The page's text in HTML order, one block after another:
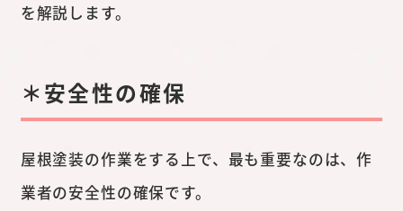
を解説します。
＊安全性の確保
屋根塗装の作業をする上で、最も重要なのは、作
業者の安全性の確保です。